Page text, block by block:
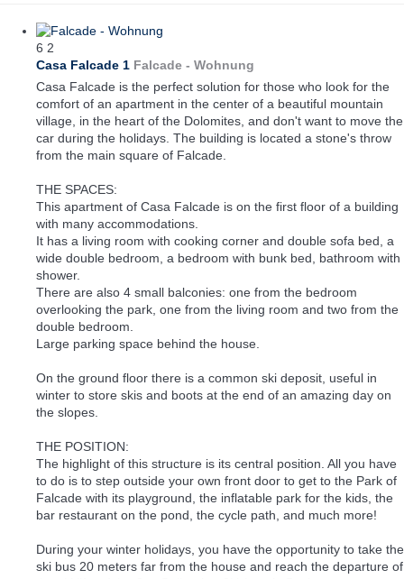
6 2
Casa Falcade 1 Falcade - Wohnung
Casa Falcade is the perfect solution for those who look for the
comfort of an apartment in the center of a beautiful mountain
village, in the heart of the Dolomites, and don't want to move the
car during the holidays. The building is located a stone's throw
from the main square of Falcade.
THE SPACES:
This apartment of Casa Falcade is on the first floor of a building
with many accommodations.
It has a living room with cooking corner and double sofa bed, a
wide double bedroom, a bedroom with bunk bed, bathroom with
shower.
There are also 4 small balconies: one from the bedroom
overlooking the park, one from the living room and two from the
double bedroom.
Large parking space behind the house.
On the ground floor there is a common ski deposit, useful in
winter to store skis and boots at the end of an amazing day on
the slopes.
THE POSITION:
The highlight of this structure is its central position. All you have
to do is to step outside your own front door to get to the Park of
Falcade with its playground, the inflatable park for the kids, the
bar restaurant on the pond, the cycle path, and much more!
During your winter holidays, you have the opportunity to take the
ski bus 20 meters far from the house and reach the departure of